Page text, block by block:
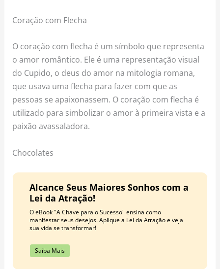
Coração com Flecha
O coração com flecha é um símbolo que representa
o amor romântico. Ele é uma representação visual
do Cupido, o deus do amor na mitologia romana,
que usava uma flecha para fazer com que as
pessoas se apaixonassem. O coração com flecha é
utilizado para simbolizar o amor à primeira vista e a
paixão avassaladora.
Chocolates
Alcance Seus Maiores Sonhos com a
Lei da Atração!
O eBook "A Chave para o Sucesso" ensina como
manifestar seus desejos. Aplique a Lei da Atração e veja
sua vida se transformar!
Saiba Mais